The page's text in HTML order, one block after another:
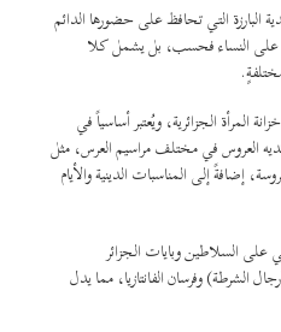
البارزة التي تحافظ على حضورها الدائم
على النساء فحسب، بل يشمل كلا
المرأة الجزائرية، ويُعتبر أساسياً في
العروس في مختلف مراسيم العرس، مثل
إضافةً إلى المناسبات الدينية والأيام
على السلاطين وبايات الجزائر
الشرطة) وفرسان الفانتازيا، مما يدل